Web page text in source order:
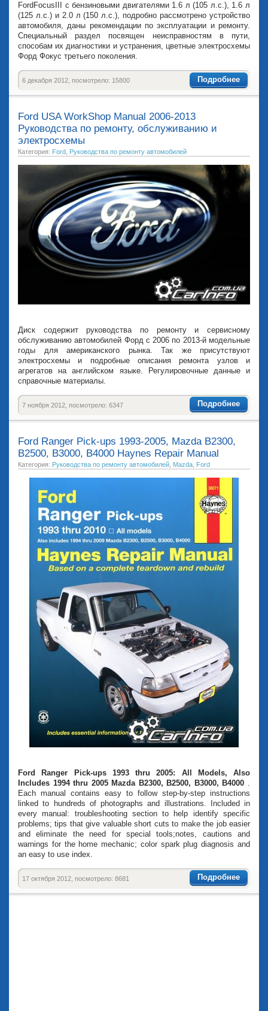
FordFocusIII с бензиновыми двигателями 1.6 л (105 л.с.), 1.6 л
(125 л.с.) и 2.0 л (150 л.с.), подробно рассмотрено устройство
автомобиля, даны рекомендации по эксплуатации и ремонту.
Специальный раздел посвящен неисправностям в пути,
способам их диагностики и устранения, цветные электросхемы
Форд Фокус третьего поколения.
Подробнее
6 декабря 2012, посмотрело: 15800
Ford USA WorkShop Manual 2006-2013
Руководства по ремонту, обслуживанию и
электросхемы
Категория: Ford Руководства по ремонту автомобилей
Диск содержит руководства по ремонту и сервисному
обслуживанию автомобилей Форд с 2006 по 2013-й модельные
годы для американского рынка. Так же присутствуют
электросхемы и подробные описания ремонта узлов и
агрегатов на английском языке. Регулировочные данные и
справочные материалы.
Подробнее
7 ноября 2012, посмотрело: 6347
Ford Ranger Pick-ups 1993-2005, Mazda B2300,
B2500, B3000, B4000 Haynes Repair Manual
Категория: Руководства по ремонту автомобилей Mazda Ford
Ford Ranger Pick-ups 1993 thru 2005: All Models, Also
Includes 1994 thru 2005 Mazda B2300, B2500, B3000, B4000
Each manual contains easy to follow step-by-step instructions
linked to hundreds of photographs and illustrations. Included in
every manual: troubleshooting section to help identify specific
problems; tips that give valuable short cuts to make the job easier
and eliminate the need for special tools;notes, cautions and
warnings for the home mechanic; color spark plug diagnosis and
an easy to use index.
Подробнее
17 октября 2012, посмотрело: 8681